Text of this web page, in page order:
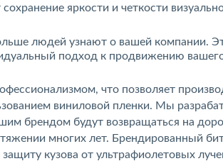
яркости и четкости
людей узнают о вашей компании.
подход к продвижению
что позволяет
виниловой пленки. Мы
брендом будут возвращаться на
многих лет. Брендированный
кузова от ультрафиолетовых